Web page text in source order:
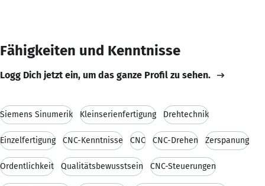
Fähigkeiten und Kenntnisse
Logg Dich jetzt ein, um das ganze Profil zu sehen.
Siemens Sinumerik Kleinserienfertigung Drehtechnik
Einzelfertigung CNC-Kenntnisse CNC CNC-Drehen Zerspanung
Ordentlichkeit Qualitätsbewusstsein CNC-Steuerungen